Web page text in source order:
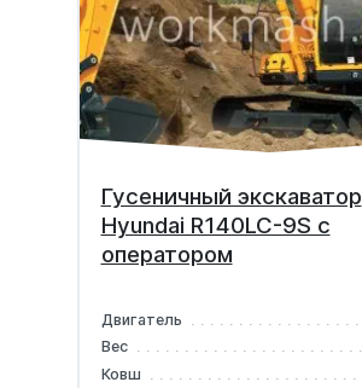
Гусеничный экскаватор
Hyundai R140LC-9S с
оператором
Двигатель
Вес
Ковш